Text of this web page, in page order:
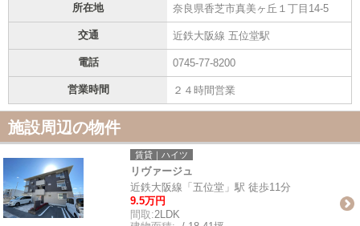
所在地 奈良県香芝市真美ヶ丘１丁目14-5
交通 近鉄大阪線 五位堂駅
電話 0745-77-8200
営業時間 ２４時間営業
施設周辺の物件
賃貸｜ハイツ
リヴァージュ
近鉄大阪線「五位堂」駅 徒歩11分
9.5万円
間取:2LDK